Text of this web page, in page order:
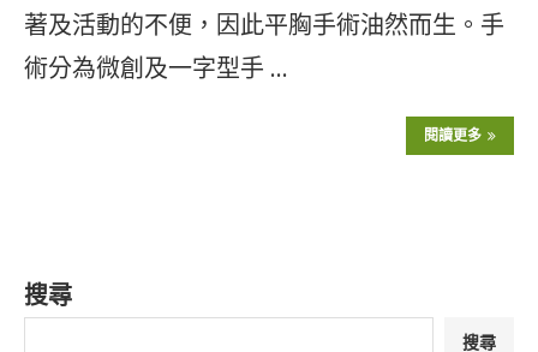
著及活動的不便，因此平胸手術油然而生。手
術分為微創及一字型手 …
閱讀更多
搜尋
搜尋